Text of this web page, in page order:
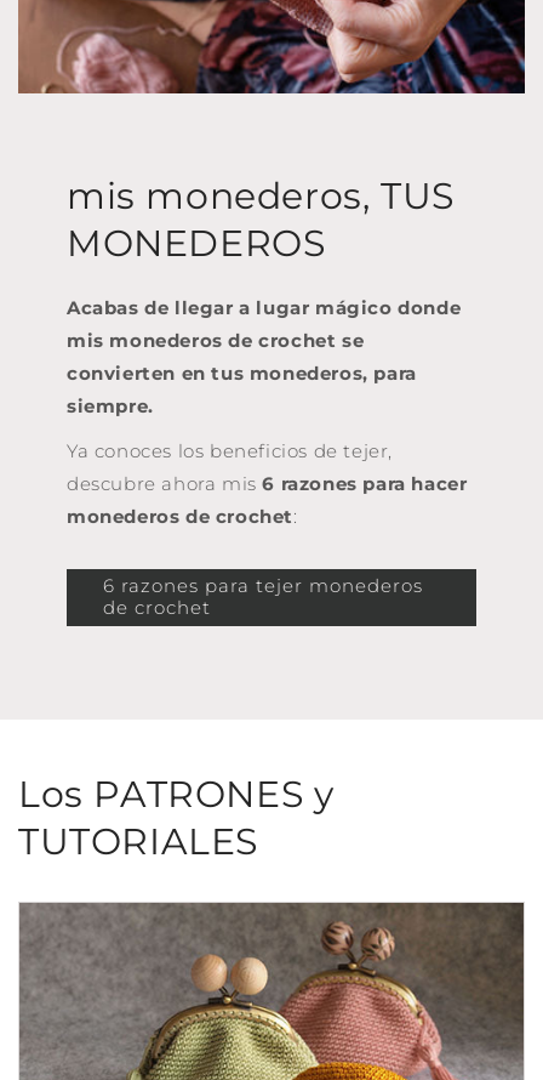
mis monederos, TUS
MONEDEROS
Acabas de llegar a lugar mágico donde
mis monederos de crochet se
convierten en tus monederos, para
siempre.
Ya conoces los beneficios de tejer,
descubre ahora mis6 razones para hacer
monederos de crochet:
6 razones para tejer monederos
de crochet
Los PATRONES y
TUTORIALES